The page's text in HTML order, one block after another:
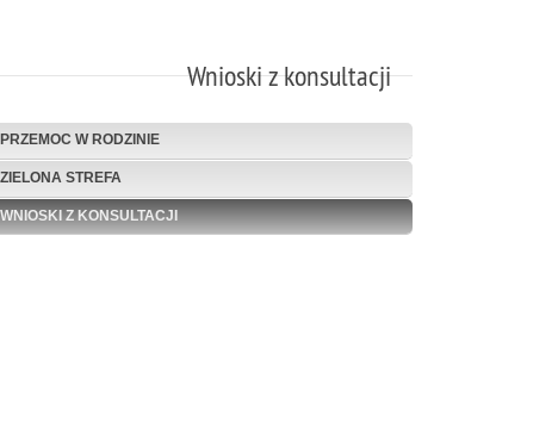
Wnioski z konsultacji
PRZEMOC W RODZINIE
ZIELONA STREFA
WNIOSKI Z KONSULTACJI